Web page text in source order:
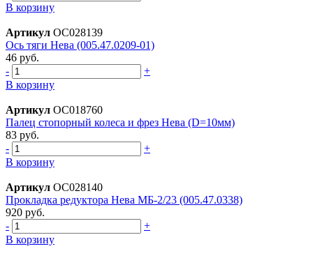
В корзину
Артикул ОС028139
Ось тяги Нева (005.47.0209-01)
46 руб.
-
+
В корзину
Артикул ОС018760
Палец стопорный колеса и фрез Нева (D=10мм)
83 руб.
-
+
В корзину
Артикул ОС028140
Прокладка редуктора Нева МБ-2/23 (005.47.0338)
920 руб.
-
+
В корзину